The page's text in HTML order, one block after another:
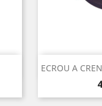
ECROU A